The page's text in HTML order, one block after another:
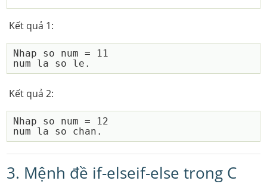
Kết quả 1:
Nhap so num = 11
Kết quả 2:
Nhap so num = 12
3. Mệnh đề if-elseif-else trong C